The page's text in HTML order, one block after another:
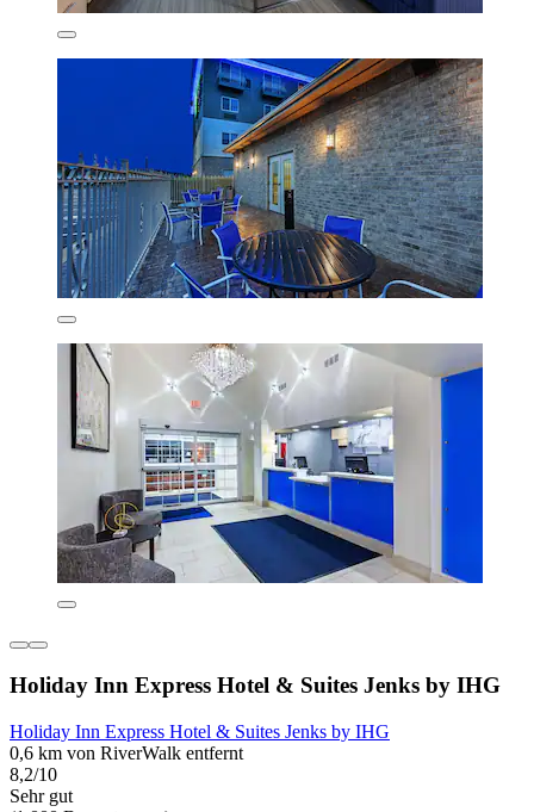
Holiday Inn Express Hotel & Suites Jenks by IHG
Holiday Inn Express Hotel & Suites Jenks by IHG
0,6 km von RiverWalk entfernt
8,2/10
Sehr gut